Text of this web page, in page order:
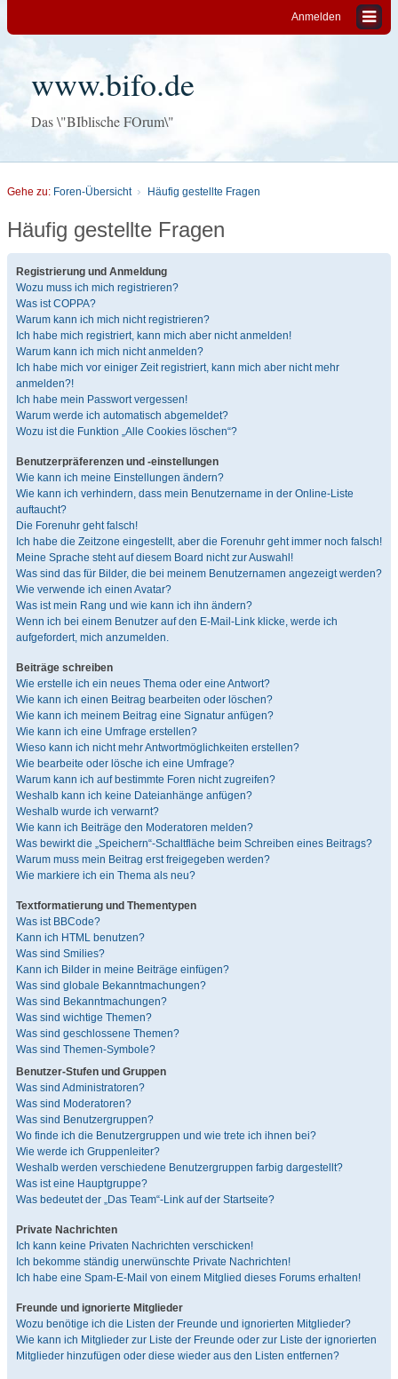
Anmelden
www.bifo.de
Das \"BIblische FOrum\"
Gehe zu: Foren-Übersicht Häufig gestellte Fragen
Häufig gestellte Fragen
Registrierung und Anmeldung
Wozu muss ich mich registrieren?
Was ist COPPA?
Warum kann ich mich nicht registrieren?
Ich habe mich registriert, kann mich aber nicht anmelden!
Warum kann ich mich nicht anmelden?
Ich habe mich vor einiger Zeit registriert, kann mich aber nicht mehr
anmelden?!
Ich habe mein Passwort vergessen!
Warum werde ich automatisch abgemeldet?
Wozu ist die Funktion „Alle Cookies löschen“?
Benutzerpräferenzen und -einstellungen
Wie kann ich meine Einstellungen ändern?
Wie kann ich verhindern, dass mein Benutzername in der Online-Liste
auftaucht?
Die Forenuhr geht falsch!
Ich habe die Zeitzone eingestellt, aber die Forenuhr geht immer noch falsch!
Meine Sprache steht auf diesem Board nicht zur Auswahl!
Was sind das für Bilder, die bei meinem Benutzernamen angezeigt werden?
Wie verwende ich einen Avatar?
Was ist mein Rang und wie kann ich ihn ändern?
Wenn ich bei einem Benutzer auf den E-Mail-Link klicke, werde ich
aufgefordert, mich anzumelden.
Beiträge schreiben
Wie erstelle ich ein neues Thema oder eine Antwort?
Wie kann ich einen Beitrag bearbeiten oder löschen?
Wie kann ich meinem Beitrag eine Signatur anfügen?
Wie kann ich eine Umfrage erstellen?
Wieso kann ich nicht mehr Antwortmöglichkeiten erstellen?
Wie bearbeite oder lösche ich eine Umfrage?
Warum kann ich auf bestimmte Foren nicht zugreifen?
Weshalb kann ich keine Dateianhänge anfügen?
Weshalb wurde ich verwarnt?
Wie kann ich Beiträge den Moderatoren melden?
Was bewirkt die „Speichern“-Schaltfläche beim Schreiben eines Beitrags?
Warum muss mein Beitrag erst freigegeben werden?
Wie markiere ich ein Thema als neu?
Textformatierung und Thementypen
Was ist BBCode?
Kann ich HTML benutzen?
Was sind Smilies?
Kann ich Bilder in meine Beiträge einfügen?
Was sind globale Bekanntmachungen?
Was sind Bekanntmachungen?
Was sind wichtige Themen?
Was sind geschlossene Themen?
Was sind Themen-Symbole?
Benutzer-Stufen und Gruppen
Was sind Administratoren?
Was sind Moderatoren?
Was sind Benutzergruppen?
Wo finde ich die Benutzergruppen und wie trete ich ihnen bei?
Wie werde ich Gruppenleiter?
Weshalb werden verschiedene Benutzergruppen farbig dargestellt?
Was ist eine Hauptgruppe?
Was bedeutet der „Das Team“-Link auf der Startseite?
Private Nachrichten
Ich kann keine Privaten Nachrichten verschicken!
Ich bekomme ständig unerwünschte Private Nachrichten!
Ich habe eine Spam-E-Mail von einem Mitglied dieses Forums erhalten!
Freunde und ignorierte Mitglieder
Wozu benötige ich die Listen der Freunde und ignorierten Mitglieder?
Wie kann ich Mitglieder zur Liste der Freunde oder zur Liste der ignorierten
Mitglieder hinzufügen oder diese wieder aus den Listen entfernen?